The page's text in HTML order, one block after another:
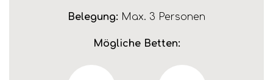
Belegung: Max. 3 Personen
Mögliche Betten: